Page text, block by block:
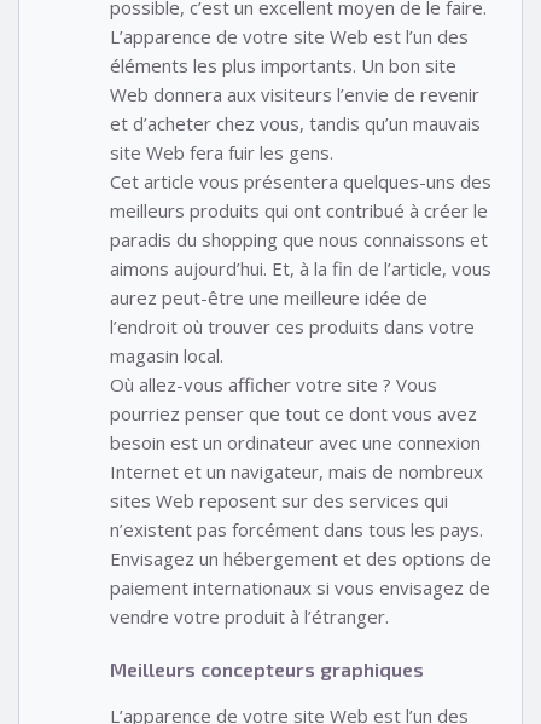
possible, c’est un excellent moyen de le faire.
L’apparence de votre site Web est l’un des
éléments les plus importants. Un bon site
Web donnera aux visiteurs l’envie de revenir
et d’acheter chez vous, tandis qu’un mauvais
site Web fera fuir les gens.
Cet article vous présentera quelques-uns des
meilleurs produits qui ont contribué à créer le
paradis du shopping que nous connaissons et
aimons aujourd’hui. Et, à la fin de l’article, vous
aurez peut-être une meilleure idée de
l’endroit où trouver ces produits dans votre
magasin local.
Où allez-vous afficher votre site ? Vous
pourriez penser que tout ce dont vous avez
besoin est un ordinateur avec une connexion
Internet et un navigateur, mais de nombreux
sites Web reposent sur des services qui
n’existent pas forcément dans tous les pays.
Envisagez un hébergement et des options de
paiement internationaux si vous envisagez de
vendre votre produit à l’étranger.
Meilleurs concepteurs graphiques
L’apparence de votre site Web est l’un des